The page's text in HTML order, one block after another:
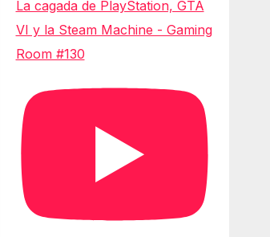
La cagada de PlayStation, GTA
VI y la Steam Machine - Gaming
Room #130